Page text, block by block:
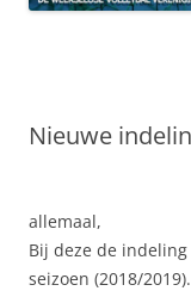
Nieuwe
allemaal,
Bij deze de
seizoen (2018/2019).